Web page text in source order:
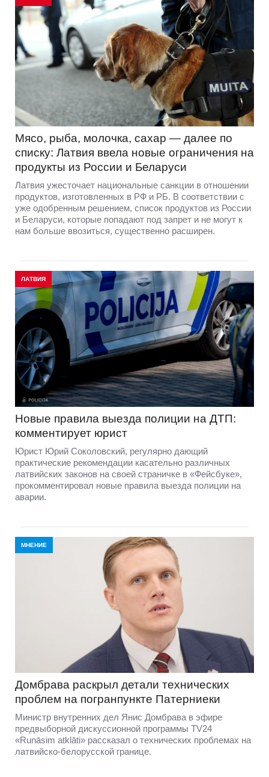
Мясо, рыба, молочка, сахар — далее по
списку: Латвия ввела новые ограничения на
продукты из России и Беларуси
Латвия ужесточает национальные санкции в отношении
продуктов, изготовленных в РФ и РБ. В соответствии с
уже одобренным решением, список продуктов из России
и Беларуси, которые попадают под запрет и не могут к
нам больше ввозиться, существенно расширен.
ЛАТВИЯ
Новые правила выезда полиции на ДТП:
комментирует юрист
Юрист Юрий Соколовский, регулярно дающий
практические рекомендации касательно различных
латвийских законов на своей страничке в «Фейсбуке»,
прокомментировал новые правила выезда полиции на
аварии.
МНЕНИЕ
Домбравa раскрыл детали технических
проблем на погранпункте Патерниеки
Министр внутренних дел Янис Домбрава в эфире
предвыборной дискуссионной программы TV24
«Runāsim atklāti» рассказал о технических проблемах на
латвийско-белорусской границе.